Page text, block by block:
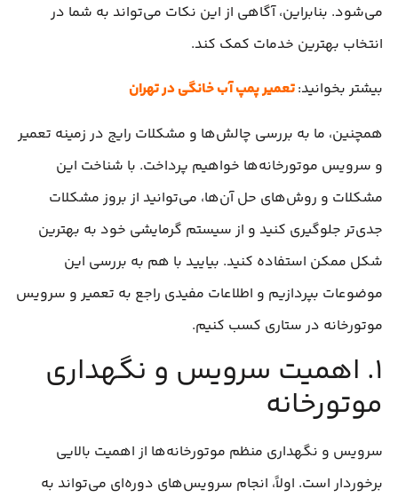
می‌شود. بنابراین، آگاهی از این نکات می‌تواند به شما در
انتخاب بهترین خدمات کمک کند.
بیشتر بخوانید:تعمیر پمپ آب خانگی در تهران
همچنین، ما به بررسی چالش‌ها و مشکلات رایج در زمینه تعمیر
و سرویس موتورخانه‌ها خواهیم پرداخت. با شناخت این
مشکلات و روش‌های حل آن‌ها، می‌توانید از بروز مشکلات
جدی‌تر جلوگیری کنید و از سیستم گرمایشی خود به بهترین
شکل ممکن استفاده کنید. بیایید با هم به بررسی این
موضوعات بپردازیم و اطلاعات مفیدی راجع به تعمیر و سرویس
موتورخانه در ستاری کسب کنیم.
۱. اهمیت سرویس و نگهداری
موتورخانه
سرویس و نگهداری منظم موتورخانه‌ها از اهمیت بالایی
برخوردار است. اولاً، انجام سرویس‌های دوره‌ای می‌تواند به